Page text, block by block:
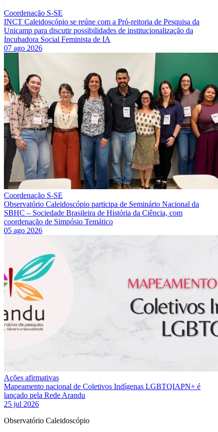
Coordenação S-SE
INCT Caleidoscópio se reúne com a Pró-reitoria de Pesquisa da
Unicamp para discutir possibilidades de institucionalização da
Incubadora Social Feminista de IA
07 ago 2026
Coordenação S-SE
Observatório Caleidoscópio participa de Seminário Nacional da
SBHC – Sociedade Brasileira de História da Ciência, com
coordenação de Simpósio Temático
05 ago 2026
Ações afirmativas
Mapeamento nacional de Coletivos Indígenas LGBTQIAPN+ é
lançado pela Rede Arandu
25 jul 2026
Observatório Caleidoscópio